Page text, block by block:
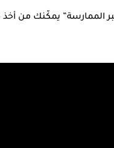
الممارسة” يمكّنك من